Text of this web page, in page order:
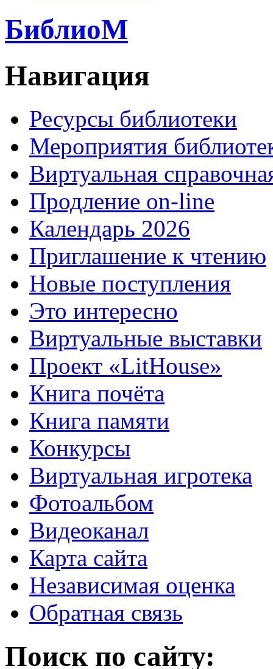
БиблиоМ
Навигация
Ресурсы библиотеки
Мероприятия
Виртуальная
Продление on-line
Календарь 2026
Приглашение к чтению
Новые поступления
Это интересно
Виртуальные выставки
Проект «LitHouse»
Книга почёта
Книга памяти
Конкурсы
Виртуальная игротека
Фотоальбом
Видеоканал
Карта сайта
Независимая оценка
Обратная связь
Поиск по сайту: